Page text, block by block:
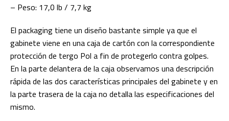
– Peso: 17,0 lb / 7,7 kg
El packaging tiene un diseño bastante simple ya que el
gabinete viene en una caja de cartón con la correspondiente
protección de tergo Pol a fin de protegerlo contra golpes.
En la parte delantera de la caja observamos una descripción
rápida de las dos características principales del gabinete y en
la parte trasera de la caja no detalla las especificaciones del
mismo.